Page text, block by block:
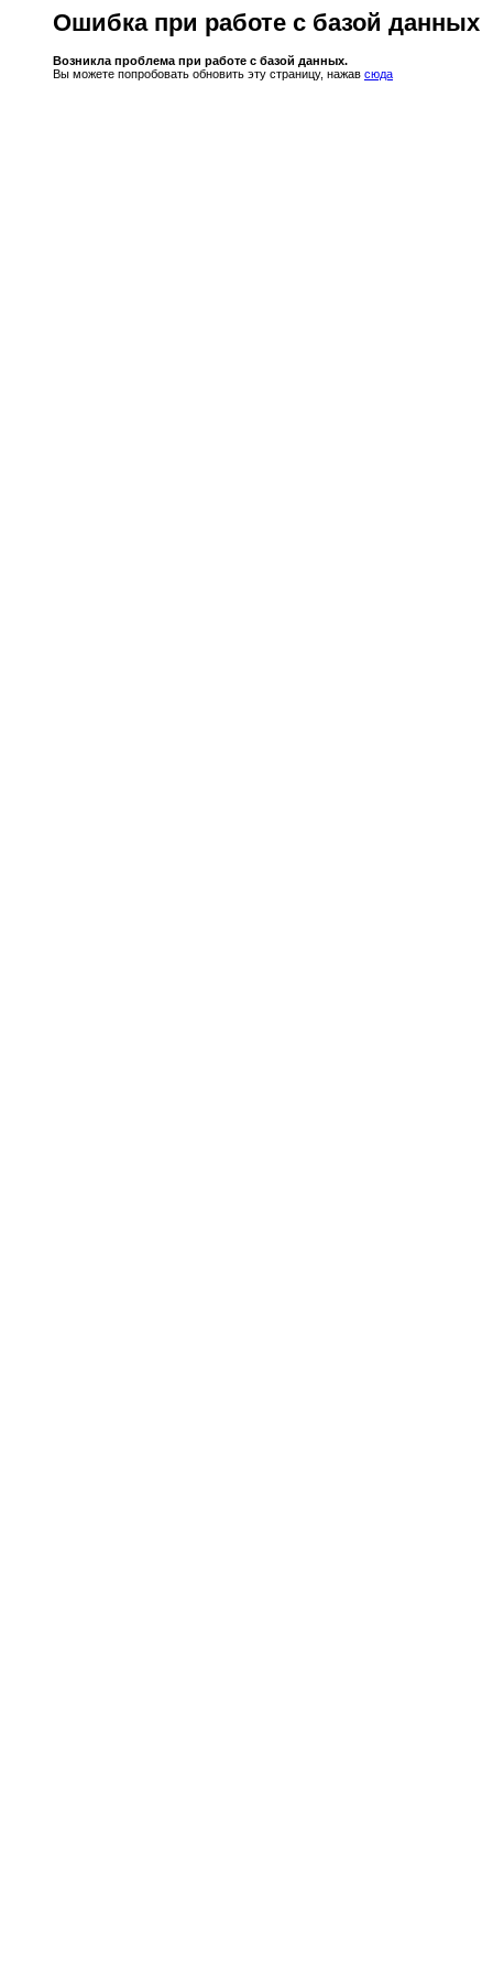
Ошибка при работе с базой данных
Возникла проблема при работе с базой данных.
Вы можете попробовать обновить эту страницу, нажав сюда